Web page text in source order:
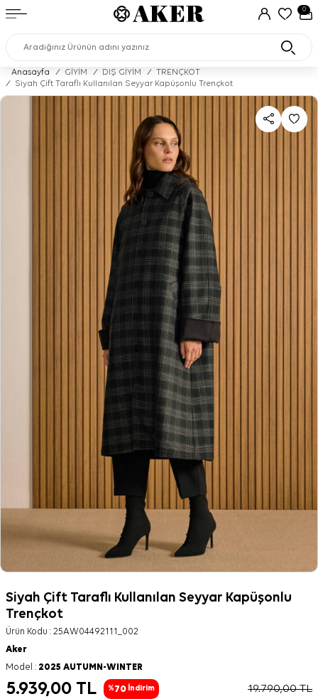
0
Anasayfa / GİYİM / DIŞ GİYİM /
TRENÇKOT
/
Siyah Çift Taraflı Kullanılan Seyyar Kapüşonlu Trençkot
Siyah Çift Taraflı Kullanılan Seyyar Kapüşonlu
Trençkot
Ürün Kodu : 25AW04492111_002
Aker
Model : 2025 AUTUMN-WINTER
5.939,00 TL %70 İndirim 19.790,00TL